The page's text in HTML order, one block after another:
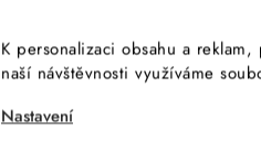
K personalizaci obsahu a
naší návštěvnosti využíváme
Nastavení
i
centrální